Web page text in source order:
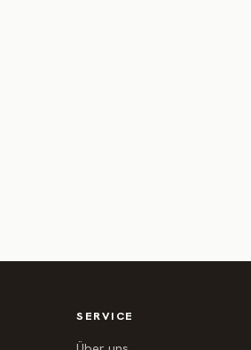
SERVICE